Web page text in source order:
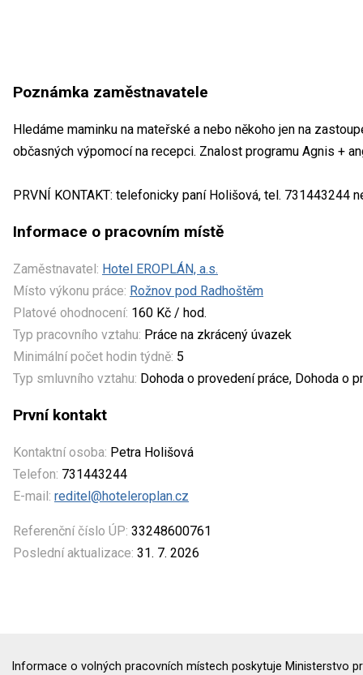
Poznámka zaměstnavatele
Hledáme maminku na mateřské a nebo někoho jen na
občasných výpomocí na recepci. Znalost programu Agnis +
PRVNÍ KONTAKT: telefonicky paní Holišová, tel. 731443244
Informace o pracovním místě
Zaměstnavatel: Hotel EROPLÁN, a.s.
Místo výkonu práce: Rožnov pod Radhoštěm
Platové ohodnocení: 160 Kč / hod.
Typ pracovního vztahu: Práce na zkrácený úvazek
Minimální počet hodin týdně: 5
Typ smluvního vztahu: Dohoda o provedení práce, Dohoda o
První kontakt
Kontaktní osoba: Petra Holišová
Telefon: 731443244
E-mail: reditel@hoteleroplan.cz
Referenční číslo ÚP: 33248600761
Poslední aktualizace: 31. 7. 2026
Informace o volných pracovních místech poskytuje Ministerstvo